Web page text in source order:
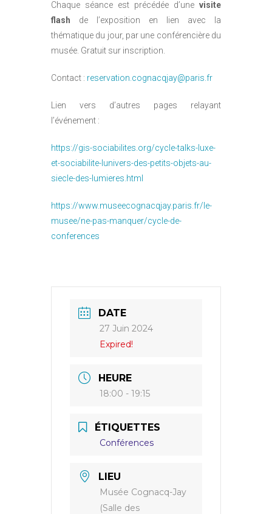
Chaque séance est précédée d’une visite
flash de l’exposition en lien avec la
thématique du jour, par une conférencière du
musée. Gratuit sur inscription.
Contact : reservation.cognacqjay@paris.fr
Lien vers d’autres pages relayant
l’événement :
https://gis-sociabilites.org/cycle-talks-luxe-
et-sociabilite-lunivers-des-petits-objets-au-
siecle-des-lumieres.html
https://www.museecognacqjay.paris.fr/le-
musee/ne-pas-manquer/cycle-de-
conferences
DATE
27 Juin 2024
Expired!
HEURE
18:00 - 19:15
ÉTIQUETTES
Conférences
LIEU
Musée Cognacq-Jay
(Salle des